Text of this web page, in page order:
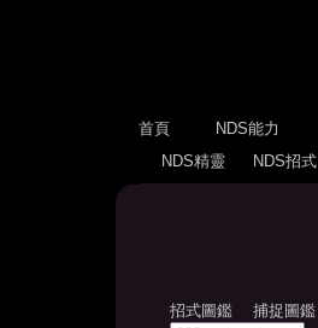
首頁 NDS能力
NDS精靈
NDS招式
招式圖鑑 捕捉圖鑑